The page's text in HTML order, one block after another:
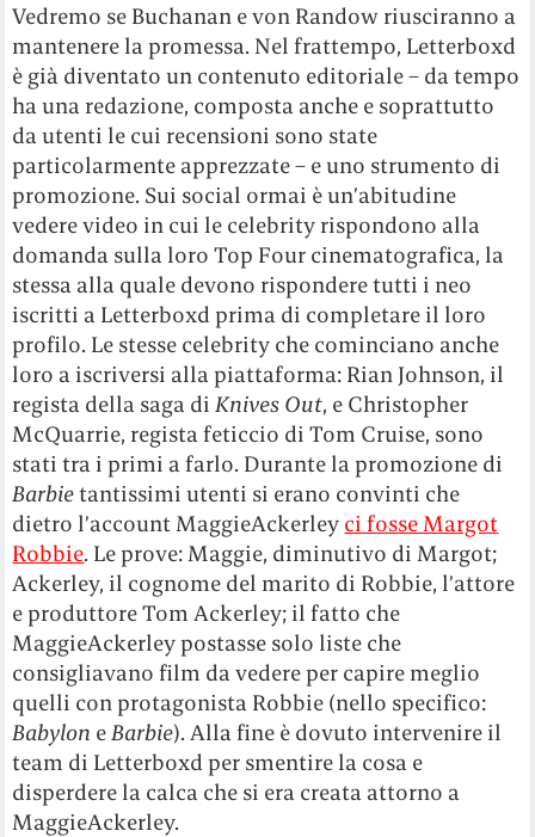
Vedremo se Buchanan e von Randow riusciranno a
mantenere la promessa. Nel frattempo, Letterboxd
è già diventato un contenuto editoriale – da tempo
ha una redazione, composta anche e soprattutto
da utenti le cui recensioni sono state
particolarmente apprezzate – e uno strumento di
promozione. Sui social ormai è un’abitudine
vedere video in cui le celebrity rispondono alla
domanda sulla loro Top Four cinematografica, la
stessa alla quale devono rispondere tutti i neo
iscritti a Letterboxd prima di completare il loro
profilo. Le stesse celebrity che cominciano anche
loro a iscriversi alla piattaforma: Rian Johnson, il
regista della saga diKnives Out, e Christopher
McQuarrie, regista feticcio di Tom Cruise, sono
stati tra i primi a farlo. Durante la promozione di
Barbietantissimi utenti si erano convinti che
dietro l’account MaggieAckerley ci fosse Margot
Robbie. Le prove: Maggie, diminutivo di Margot;
Ackerley, il cognome del marito di Robbie, l’attore
e produttore Tom Ackerley; il fatto che
MaggieAckerley postasse solo liste che
consigliavano film da vedere per capire meglio
quelli con protagonista Robbie (nello specifico:
Babylon eBarbie). Alla fine è dovuto intervenire il
team di Letterboxd per smentire la cosa e
disperdere la calca che si era creata attorno a
MaggieAckerley.